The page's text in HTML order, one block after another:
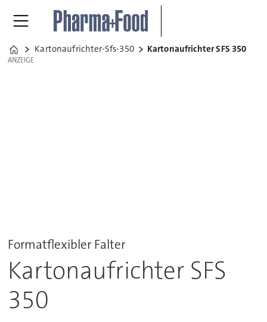
Home
Kartonaufrichter-Sfs-350 Kartonaufrichter SFS 350
ANZEIGE
ANZEIGE
Formatflexibler Falter
Kartonaufrichter SFS
350